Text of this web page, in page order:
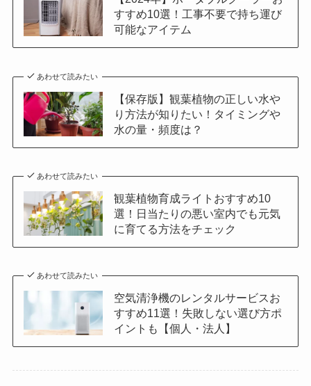
すすめ10選！工事不要で持ち運び
可能なアイテム
あわせて読みたい
【保存版】観葉植物の正しい水や
り方法が知りたい！タイミングや
水の量・頻度は？
あわせて読みたい
観葉植物育成ライトおすすめ10
選！日当たりの悪い室内でも元気
に育てる方法をチェック
あわせて読みたい
空気清浄機のレンタルサービスお
すすめ11選！失敗しない選び方ポ
イントも【個人・法人】